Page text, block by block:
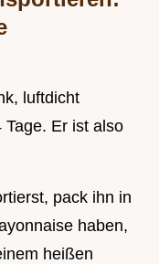
luftdicht
Er ist also
pack ihn in
haben,
heißen